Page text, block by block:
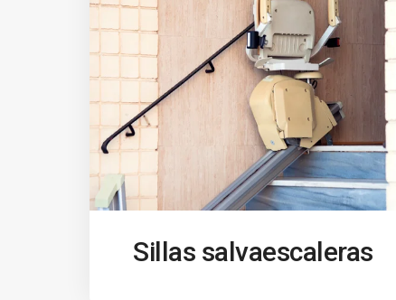
Sillas salvaescaleras